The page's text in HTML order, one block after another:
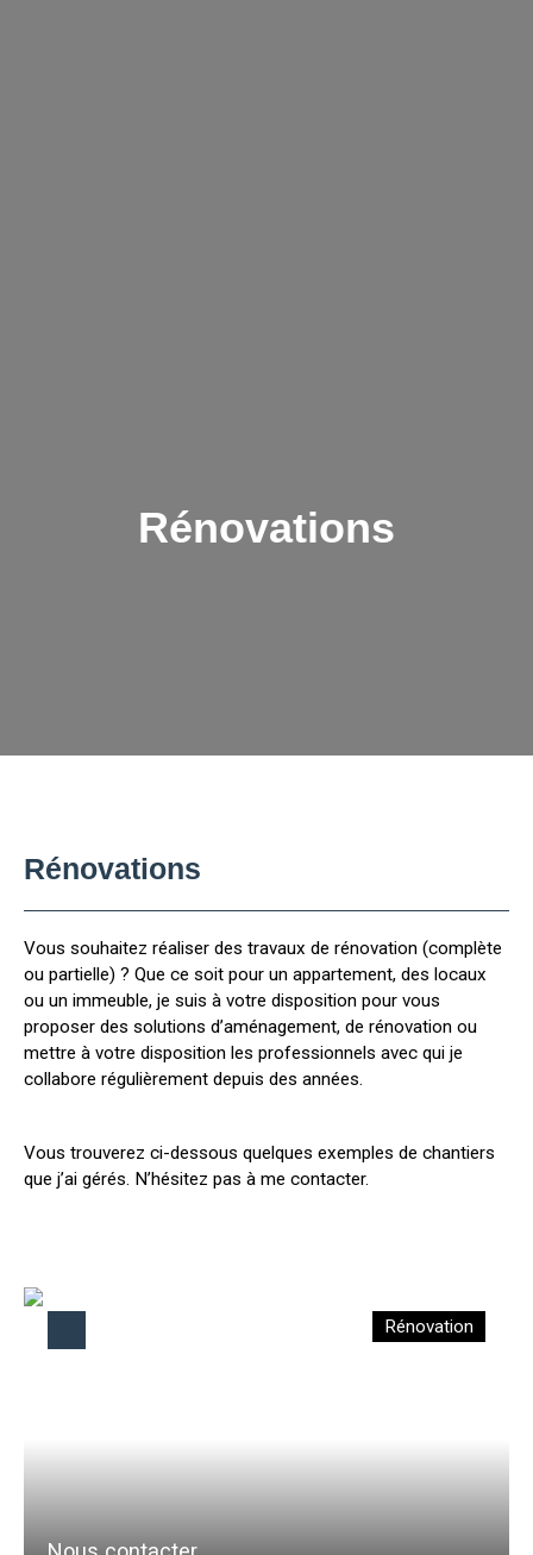
Rénovations
Rénovations
Vous souhaitez réaliser des travaux de rénovation (complète
ou partielle) ? Que ce soit pour un appartement, des locaux
ou un immeuble, je suis à votre disposition pour vous
proposer des solutions d’aménagement, de rénovation ou
mettre à votre disposition les professionnels avec qui je
collabore régulièrement depuis des années.
Vous trouverez ci-dessous quelques exemples de chantiers
que j’ai gérés. N’hésitez pas à me contacter.
Rénovation